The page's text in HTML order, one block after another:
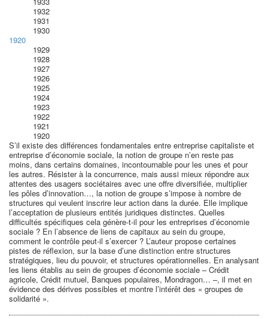
1932
1931
1930
1920
1929
1928
1927
1926
1925
1924
1923
1922
1921
1920
S’il existe des différences fondamentales entre entreprise capitaliste et
entreprise d’économie sociale, la notion de groupe n’en reste pas
moins, dans certains domaines, incontournable pour les unes et pour
les autres. Résister à la concurrence, mais aussi mieux répondre aux
attentes des usagers sociétaires avec une offre diversifiée, multiplier
les pôles d’innovation…, la notion de groupe s’impose à nombre de
structures qui veulent inscrire leur action dans la durée. Elle implique
l’acceptation de plusieurs entités juridiques distinctes. Quelles
difficultés spécifiques cela génère-t-il pour les entreprises d’économie
sociale ? En l’absence de liens de capitaux au sein du groupe,
comment le contrôle peut-il s’exercer ? L’auteur propose certaines
pistes de réflexion, sur la base d’une distinction entre structures
stratégiques, lieu du pouvoir, et structures opérationnelles. En analysant
les liens établis au sein de groupes d’économie sociale – Crédit
agricole, Crédit mutuel, Banques populaires, Mondragon… –, il met en
évidence des dérives possibles et montre l’intérêt des « groupes de
solidarité ».